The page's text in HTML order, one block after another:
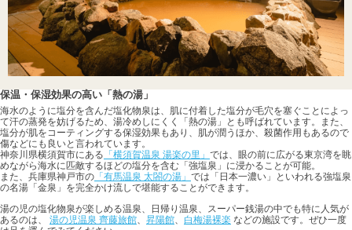
保温・保湿効果の高い「熱の湯」
海水のように塩分を含んだ塩化物泉は、肌に付着した塩分が毛穴を塞ぐことによっ
て汗の蒸発を妨げるため、湯冷めしにくく「熱の湯」とも呼ばれています。また、
塩分が肌をコーティングする保湿効果もあり、肌が潤うほか、殺菌作用もあるので
傷などにも良いと言われています。
神奈川県横須賀市にある 「横須賀温泉 湯楽の里」 では、眼の前に広がる東京湾を眺
めながら海水に匹敵するほどの塩分を含む「強塩泉」に浸かることが可能。
また、兵庫県神戸市の 「有馬温泉 太閤の湯」 では「日本一濃い」といわれる強塩泉
の名湯「金泉」を完全かけ流しで堪能することができます。
湯の児の塩化物泉が楽しめる温泉、日帰り温泉、スーパー銭湯の中でも特に人気が
あるのは、 湯の児温泉 齊藤旅館、 昇陽館、 白梅湯裸楽 などの施設です。ぜひ一度